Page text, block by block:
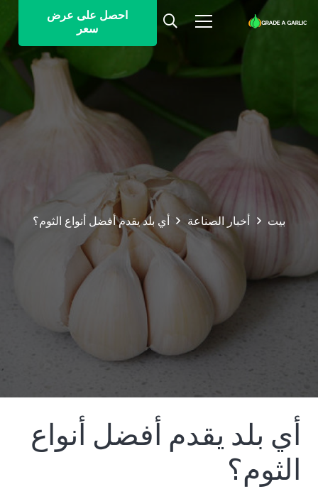
احصل على عرض
سعر
بيت أخبار الصناعة أي بلد يقدم أفضل أنواع الثوم؟
أي بلد يقدم أفضل أنواع
الثوم؟